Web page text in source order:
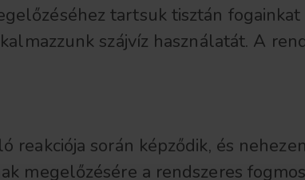
tartsuk tisztán
szájvíz használatát. A
reakciója során képződik, és
megelőzésére a rendszeres